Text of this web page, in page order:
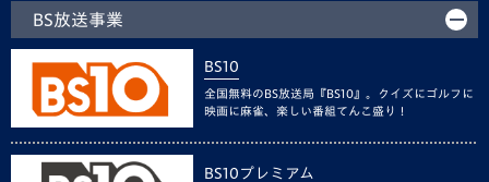
BS放送事業
BS10
全国無料のBS放送局『BS10』。クイズにゴルフに
映画に麻雀、楽しい番組てんこ盛り！
BS10プレミアム